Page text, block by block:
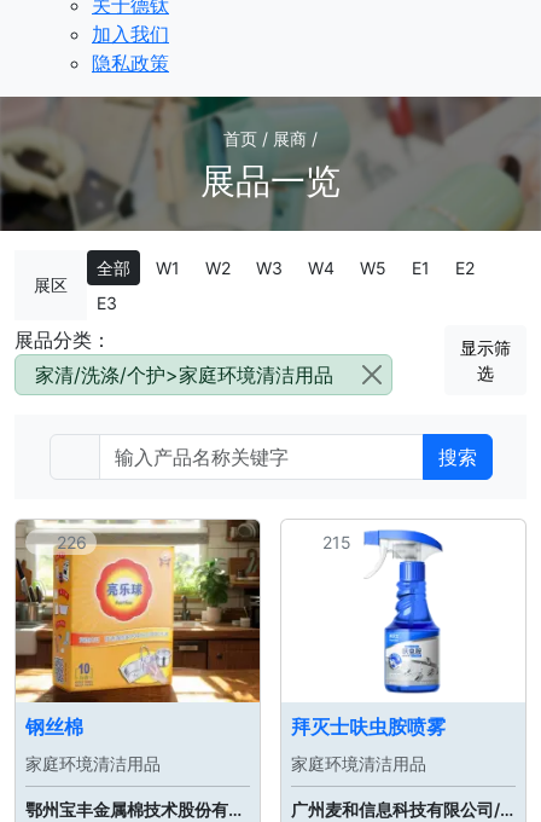
加入我们
隐私政策
首页 / 展商 /
展品一览
展区
全部 W1 W2 W3 W4 W5 E1
E2
E3
展品分类：
家清/洗涤/个护>家庭环境清洁用品
显示筛
选
搜索
226
钢丝棉
家庭环境清洁用品
鄂州宝丰金属棉技术股份有限公司
215
拜灭士呋虫胺喷雾
家庭环境清洁用品
广州麦和信息科技有限公司/麦和（广州）实业有限公司